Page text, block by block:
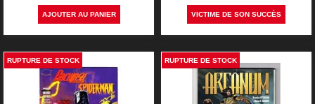
AJOUTER AU PANIER VICTIME DE SON SUCCÈS
RUPTURE DE STOCK RUPTURE DE STOCK